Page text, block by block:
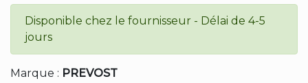
Disponible chez le fournisseur - Délai de 4-5
jours
Marque : PREVOST